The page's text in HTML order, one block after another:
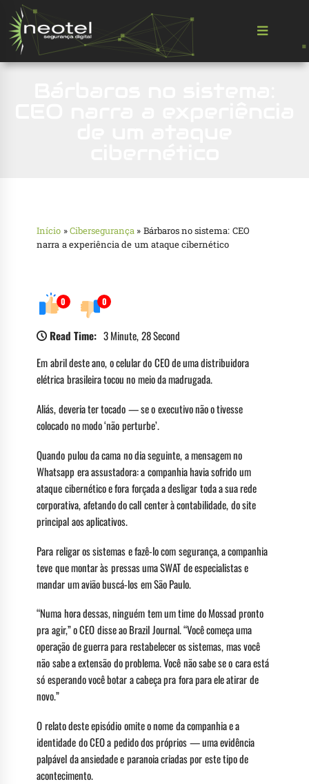
Início »Cibersegurança » Bárbaros no sistema: CEO
narra a experiência de um ataque cibernético
0 0
Read Time: 3 Minute, 28 Second
Em abril deste ano, o celular do CEO de uma distribuidora
elétrica brasileira tocou no meio da madrugada.
Aliás, deveria ter tocado — se o executivo não o tivesse
colocado no modo ‘não perturbe’.
Quando pulou da cama no dia seguinte, a mensagem no
Whatsapp era assustadora: a companhia havia sofrido um
ataque cibernético e fora forçada a desligar toda a sua rede
corporativa, afetando do call center à contabilidade, do site
principal aos aplicativos.
Para religar os sistemas e fazê-lo com segurança, a companhia
teve que montar às pressas uma SWAT de especialistas e
mandar um avião buscá-los em São Paulo.
“Numa hora dessas, ninguém tem um time do Mossad pronto
pra agir,” o CEO disse ao Brazil Journal. “Você começa uma
operação de guerra para restabelecer os sistemas, mas você
não sabe a extensão do problema. Você não sabe se o cara está
só esperando você botar a cabeça pra fora para ele atirar de
novo.”
O relato deste episódio omite o nome da companhia e a
identidade do CEO a pedido dos próprios — uma evidência
palpável da ansiedade e paranoia criadas por este tipo de
acontecimento.